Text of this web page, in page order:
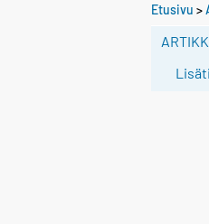
Etusivu >